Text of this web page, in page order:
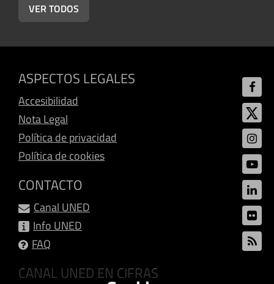
VER TODOS
ASPECTOS LEGALES
Accesibilidad
Nota Legal
Política de privacidad
Política de cookies
CONTACTO
Canal UNED
Info UNED
FAQ
CANAL UNED EN CIFRAS